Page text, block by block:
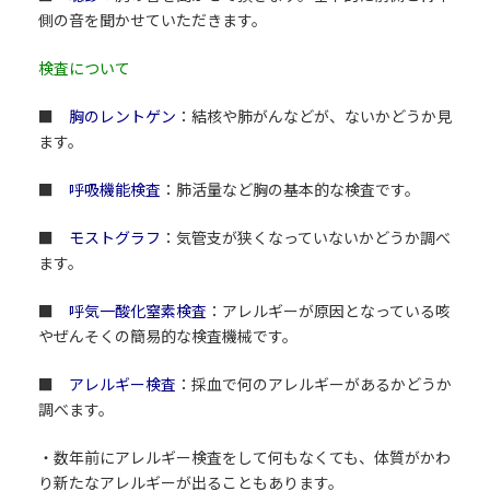
側の音を聞かせていただきます。
検査について
■ 胸のレントゲン ：結核や肺がんなどが、ないかどうか見
ます。
■ 呼吸機能検査 ：肺活量など胸の基本的な検査です。
■ モストグラフ ：気管支が狭くなっていないかどうか調べ
ます。
■ 呼気一酸化窒素検査 ：アレルギーが原因となっている咳
やぜんそくの簡易的な検査機械です。
■ アレルギー検査 ：採血で何のアレルギーがあるかどうか
調べます。
・数年前にアレルギー検査をして何もなくても、体質がかわ
り新たなアレルギーが出ることもあります。